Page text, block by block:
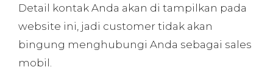
Detail kontak Anda akan di tampilkan pada
website ini, jadi customer tidak akan
bingung menghubungi Anda sebagai sales
mobil.